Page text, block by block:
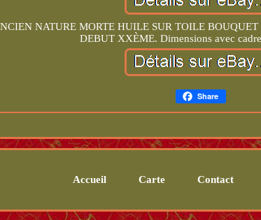
NATURE MORTE HUILE SUR TOILE
DEBUT XXÈME. Dimensions avec
Share
Accueil Carte Contact